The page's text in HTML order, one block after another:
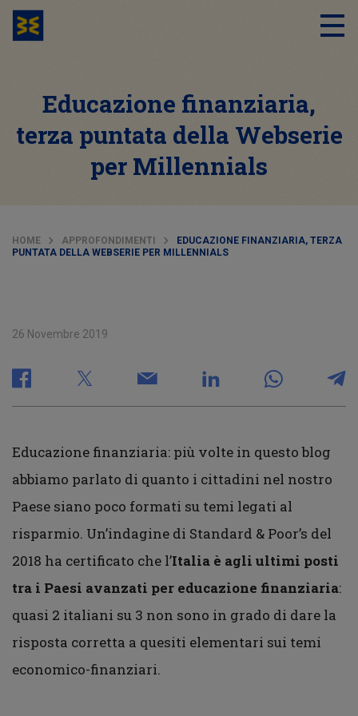
Educazione finanziaria,
terza puntata della Webserie
per Millennials
HOME APPROFONDIMENTI
EDUCAZIONE FINANZIARIA, TERZA
PUNTATA DELLA WEBSERIE PER MILLENNIALS
26 Novembre 2019
Educazione finanziaria: più volte in questo blog
abbiamo parlato di quanto i cittadini nel nostro
Paese siano poco formati su temi legati al
risparmio. Un’indagine di Standard & Poor’s del
2018 ha certificato che l’Italia è agli ultimi posti
tra i Paesi avanzati per educazione finanziaria:
quasi 2 italiani su 3 non sono in grado di dare la
risposta corretta a quesiti elementari sui temi
economico-finanziari.